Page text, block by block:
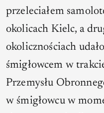
przeleciałem
okolicach Kielc, a
okolicznościach
śmigłowcem w
Przemysłu
w śmigłowcu w